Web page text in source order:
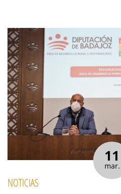
11
mar.
NOTICIAS